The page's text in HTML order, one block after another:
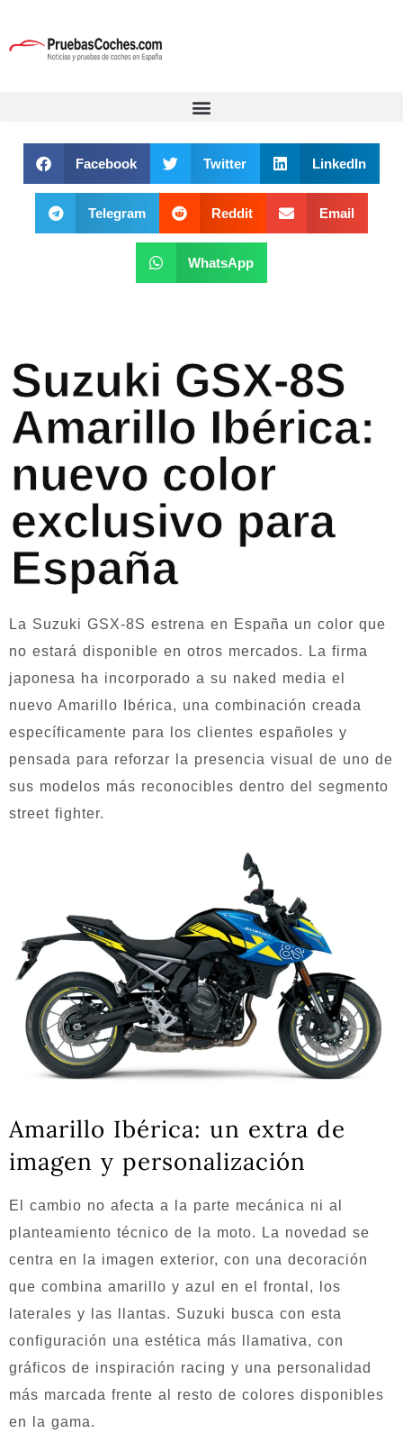
Facebook Twitter LinkedIn
Telegram Reddit Email
WhatsApp
Suzuki GSX-8S
Amarillo Ibérica:
nuevo color
exclusivo para
España
La Suzuki GSX-8S estrena en España un color que
no estará disponible en otros mercados. La firma
japonesa ha incorporado a su naked media el
nuevo Amarillo Ibérica, una combinación creada
específicamente para los clientes españoles y
pensada para reforzar la presencia visual de uno de
sus modelos más reconocibles dentro del segmento
street fighter.
Amarillo Ibérica: un extra de
imagen y personalización
El cambio no afecta a la parte mecánica ni al
planteamiento técnico de la moto. La novedad se
centra en la imagen exterior, con una decoración
que combina amarillo y azul en el frontal, los
laterales y las llantas. Suzuki busca con esta
configuración una estética más llamativa, con
gráficos de inspiración racing y una personalidad
más marcada frente al resto de colores disponibles
en la gama.